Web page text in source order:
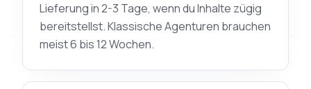
Lieferung in 2-3 Tage, wenn du Inhalte zügig
bereitstellst. Klassische Agenturen brauchen
meist 6 bis 12 Wochen.